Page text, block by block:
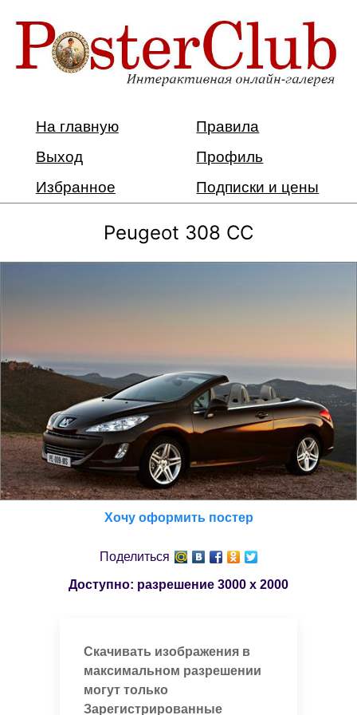
На главную
Правила
Выход
Профиль
Избранное
Подписки и цены
Peugeot 308 CC
Хочу оформить постер
Поделиться
Доступно: разрешение 3000 x 2000
Скачивать изображения в
максимальном разрешении
могут только
Зарегистрированные